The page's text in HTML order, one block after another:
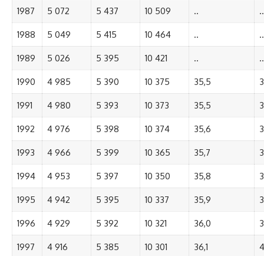
1987 5 072 5 437 10 509 .. ..
1988 5 049 5 415 10 464 .. ..
1989 5 026 5 395 10 421 .. ..
1990 4 985 5 390 10 375 35,5
1991 4 980 5 393 10 373 35,5
1992 4 976 5 398 10 374 35,6
1993 4 966 5 399 10 365 35,7
1994 4 953 5 397 10 350 35,8
1995 4 942 5 395 10 337 35,9
1996 4 929 5 392 10 321 36,0
1997 4 916 5 385 10 301 36,1